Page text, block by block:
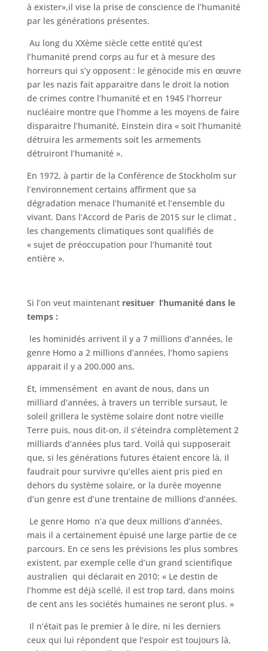
à exister»,il vise la prise de conscience de l’humanité
par les générations présentes.
Au long du XXème siècle cette entité qu’est
l’humanité prend corps au fur et à mesure des
horreurs qui s’y opposent : le génocide mis en œuvre
par les nazis fait apparaitre dans le droit la notion
de crimes contre l’humanité et en 1945 l’horreur
nucléaire montre que l’homme a les moyens de faire
disparaitre l’humanité, Einstein dira « soit l’humanité
détruira les armements soit les armements
détruiront l’humanité ».
En 1972, à partir de la Conférence de Stockholm sur
l’environnement certains affirment que sa
dégradation menace l’humanité et l’ensemble du
vivant. Dans l’Accord de Paris de 2015 sur le climat ,
les changements climatiques sont qualifiés de
« sujet de préoccupation pour l’humanité tout
entière ».
Si l’on veut maintenant resituer l’humanité dans le
temps :
les hominidés arrivent il y a 7 millions d’années, le
genre Homo a 2 millions d’années, l’homo sapiens
apparait il y a 200.000 ans.
Et, immensément en avant de nous, dans un
milliard d’années, à travers un terrible sursaut, le
soleil grillera le système solaire dont notre vieille
Terre puis, nous dit-on, il s’éteindra complètement 2
milliards d’années plus tard. Voilà qui supposerait
que, si les générations futures étaient encore là, il
faudrait pour survivre qu’elles aient pris pied en
dehors du système solaire, or la durée moyenne
d’un genre est d’une trentaine de millions d’années.
Le genre Homo n’a que deux millions d’années,
mais il a certainement épuisé une large partie de ce
parcours. En ce sens les prévisions les plus sombres
existent, par exemple celle d’un grand scientifique
australien qui déclarait en 2010: « Le destin de
l’homme est déjà scellé, il est trop tard, dans moins
de cent ans les sociétés humaines ne seront plus. »
Il n’était pas le premier à le dire, ni les derniers
ceux qui lui répondent que l’espoir est toujours là,